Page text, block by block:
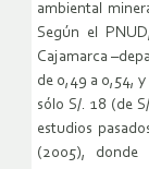
ambiental
Según el
Cajamarca
de 0,49 a 0,54,
sólo S/. 18 (de
estudios
(2005), donde